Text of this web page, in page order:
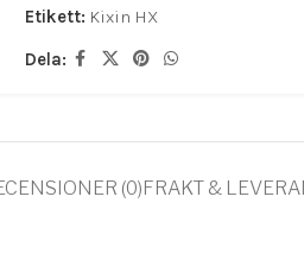
Etikett: Kixin HX
Dela:
(0)FRAKT &